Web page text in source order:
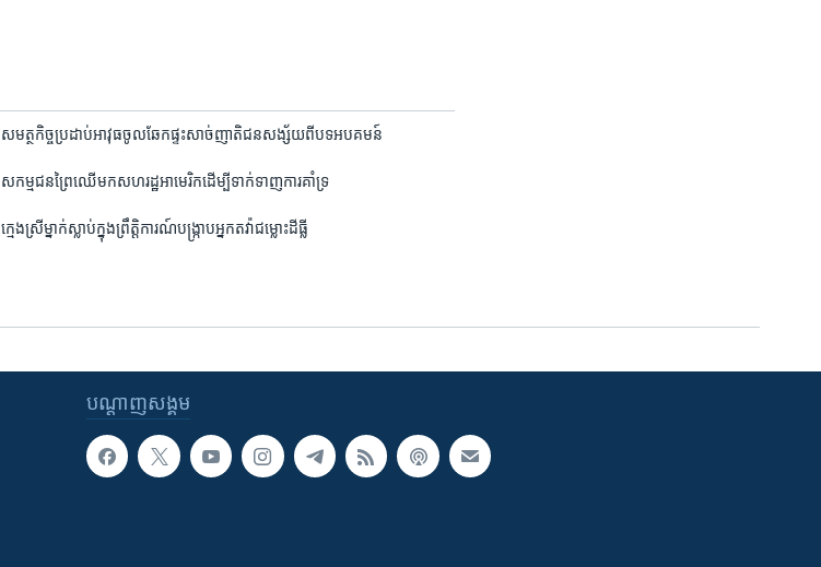
សមត្ថកិច្ច​ប្រដាប់​អាវុធ​ចូលឆែក​ផ្ទះ​សាច់ញាតិ​ជន​សង្ស័យ​ពីបទ​អបគមន៍​
សកម្មជន​ព្រៃ​ឈើ​មក​សហរដ្ឋ​អាមេរិក​ដើម្បី​ទាក់ទាញ​ការគាំទ្រ​
កេ្មង​ស្រីម្នាក់​ស្លាប់​ក្នុង​ព្រឹត្តិការណ៍​បង្ក្រាប​អ្នក​តវ៉ា​ជម្លោះ​ដីធ្លី
បណ្តាញ​សង្គម